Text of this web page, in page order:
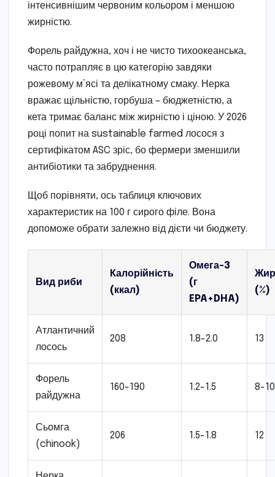
інтенсивнішим червоним кольором і меншою
жирністю.
Форель райдужна, хоч і не чисто тихоокеанська,
часто потрапляє в цю категорію завдяки
рожевому м’ясі та делікатному смаку. Нерка
вражає щільністю, горбуша – бюджетністю, а
кета тримає баланс між жирністю і ціною. У 2026
році попит на sustainable farmed лосося з
сертифікатом ASC зріс, бо фермери зменшили
антибіотики та забруднення.
Щоб порівняти, ось таблиця ключових
характеристик на 100 г сирого філе. Вона
допоможе обрати залежно від дієти чи бюджету.
Вид риби
Калорійність
(ккал)
Омега-3
(г
EPA+DHA)
(%)
Атлантичний
лосось
208 1.8-2.0 13
Форель
райдужна
160-190 1.2-1.5 8-10
Сьомга
(chinook)
206 1.5-1.8 12